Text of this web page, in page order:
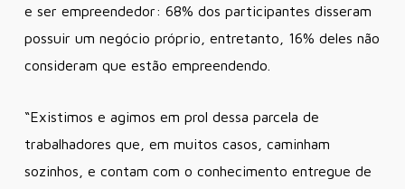
e ser empreendedor: 68% dos participantes disseram
possuir um negócio próprio, entretanto, 16% deles não
consideram que estão empreendendo.
“Existimos e agimos em prol dessa parcela de
trabalhadores que, em muitos casos, caminham
sozinhos, e contam com o conhecimento entregue de